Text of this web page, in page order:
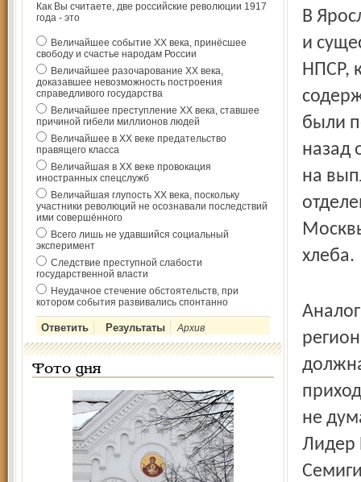
Как Вы считаете, две российские революции 1917
года - это
Величайшее событие ХХ века, принёсшее
свободу и счастье народам России
Величайшее разочарование ХХ века,
доказавшее невозможность построения
справедливого государства
Величайшее преступление ХХ века, ставшее
причиной гибели миллионов людей
Величайшее в ХХ веке предательство
правящего класса
Величайшая в ХХ веке провокация
иностранных спецслужб
Величайшая глупость ХХ века, поскольку
участники революций не осознавали последствий
ими совершённого
Всего лишь не удавшийся социальный
эксперимент
Следствие преступной слабости
государственной власти
Неудачное стечение обстоятельств, при
котором события развивались спонтанно
Архив
Фото дня
В
и
НПСР,
были
назад
на
хлеба.
не
Лидер